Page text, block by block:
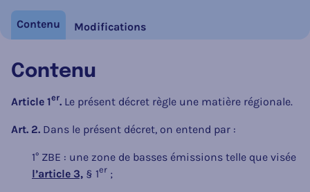
Contenu Modifications
Contenu
Article 1er. Le présent décret règle une matière régionale.
Art. 2. Dans le présent décret, on entend par :
1° ZBE : une zone de basses émissions telle que visée
l’article 3, § 1er ;